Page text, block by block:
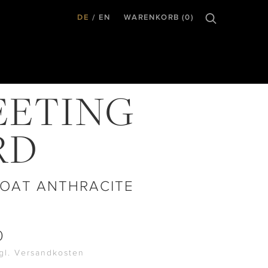
DE EN WARENKORB (0)
ANTHRACITE
Versandkosten